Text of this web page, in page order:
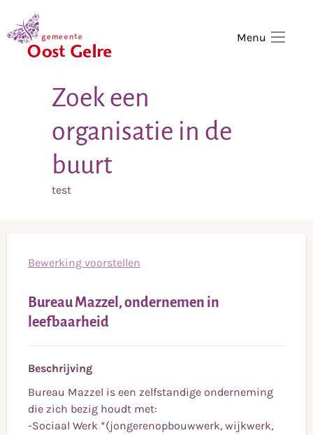
Menu
Zoek een
organisatie in de
buurt
test
Bewerking voorstellen
Bureau Mazzel, ondernemen in
leefbaarheid
Beschrijving
Bureau Mazzel is een zelfstandige onderneming
die zich bezig houdt met:
-Sociaal Werk *(jongerenopbouwwerk, wijkwerk,